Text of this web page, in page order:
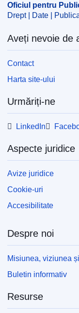
Oficiul pentru
Drept | Date |
Aveți nevoie de
Contact
Harta site-ului
Urmăriți-ne
LinkedIn
Aspecte juridice
Avize juridice
Cookie-uri
Accesibilitate
Despre noi
Misiunea, viziunea
Buletin informativ
Resurse